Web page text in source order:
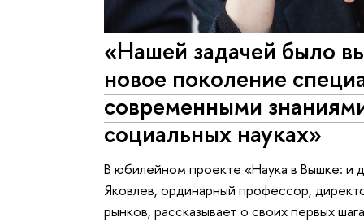
«Нашей задачей было
новое поколение
современными
социальных науках»
В юбилейном проекте «Наука в Вышке: и
Яковлев, ординарный профессор,
рынков, рассказывает о своих первых